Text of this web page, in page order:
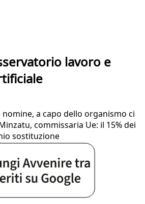
lavoro e
a capo dello organismo ci
commissaria Ue: il 15% dei
sostituzione